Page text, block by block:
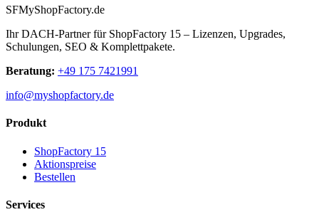
SFMyShopFactory.de
Ihr DACH-Partner für ShopFactory 15 – Lizenzen, Upgrades,
Schulungen, SEO & Komplettpakete.
Beratung: +49 175 7421991
info@myshopfactory.de
Produkt
ShopFactory 15
Aktionspreise
Bestellen
Services